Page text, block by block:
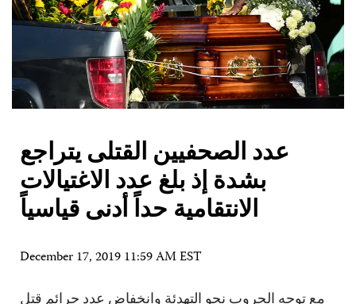
عدد الصحفيين القتلى يتراجع
بشدة إذ بلغ عدد الاغتيالات
الانتقامية حداً أدنى قياسياً
December 17, 2019 11:59 AM EST
مع توجه الحروب نحو التهدئة وانخفاض عدد جرائم قتل